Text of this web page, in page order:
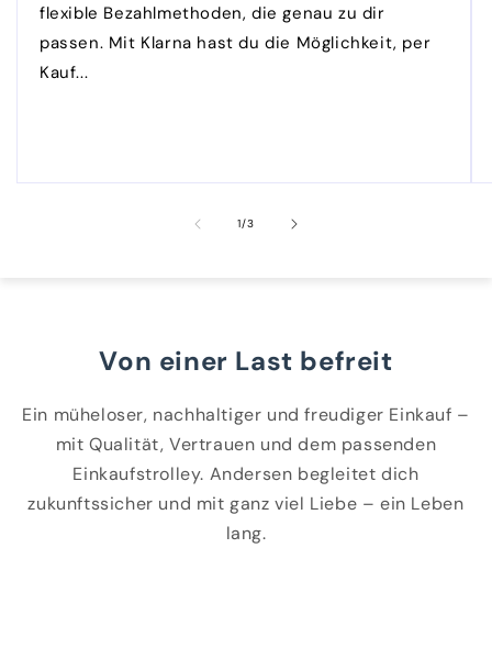
flexible Bezahlmethoden, die genau zu dir
passen. Mit Klarna hast du die Möglichkeit, per
Kauf...
1/von
3
Von einer Last befreit
Ein müheloser, nachhaltiger und freudiger Einkauf –
mit Qualität, Vertrauen und dem passenden
Einkaufstrolley. Andersen begleitet dich
zukunftssicher und mit ganz viel Liebe – ein Leben
lang.